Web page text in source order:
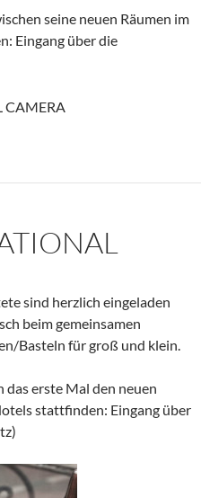
seine neuen Räumen im
Eingang über die
sind herzlich eingeladen
beim gemeinsamen
Basteln für groß und klein.
erste Mal den neuen
stattfinden: Eingang über